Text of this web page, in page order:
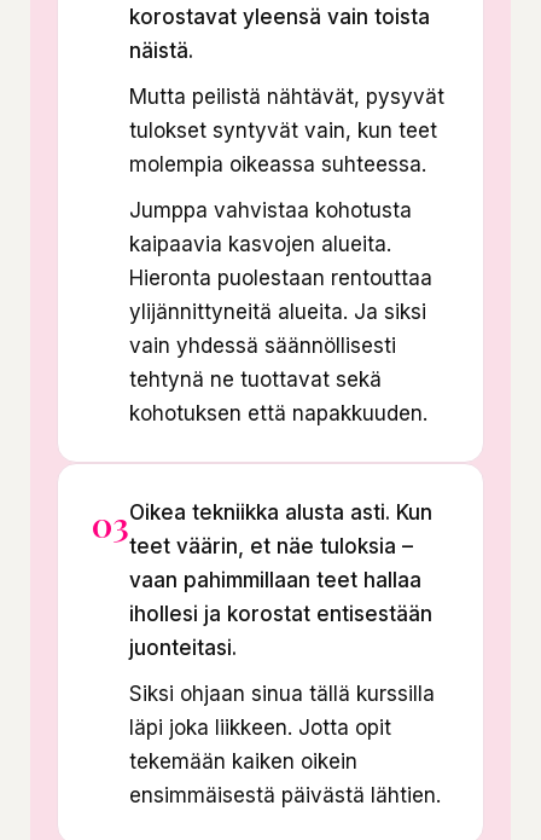
korostavat yleensä vain toista
näistä.
Mutta peilistä nähtävät, pysyvät
tulokset syntyvät vain, kun teet
molempia oikeassa suhteessa.
Jumppa vahvistaa kohotusta
kaipaavia kasvojen alueita.
Hieronta puolestaan rentouttaa
ylijännittyneitä alueita. Ja siksi
vain yhdessä säännöllisesti
tehtynä ne tuottavat sekä
kohotuksen että napakkuuden.
03Oikea tekniikka alusta asti. Kun
teet väärin, et näe tuloksia –
vaan pahimmillaan teet hallaa
ihollesi ja korostat entisestään
juonteitasi.
Siksi ohjaan sinua tällä kurssilla
läpi joka liikkeen. Jotta opit
tekemään kaiken oikein
ensimmäisestä päivästä lähtien.